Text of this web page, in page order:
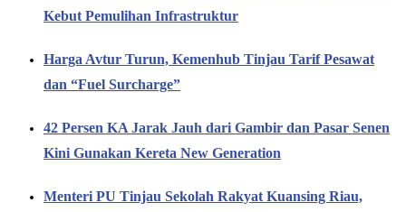
Kebut Pemulihan Infrastruktur
Harga Avtur Turun, Kemenhub Tinjau Tarif Pesawat
dan “Fuel Surcharge”
42 Persen KA Jarak Jauh dari Gambir dan Pasar Senen
Kini Gunakan Kereta New Generation
Menteri PU Tinjau Sekolah Rakyat Kuansing Riau,